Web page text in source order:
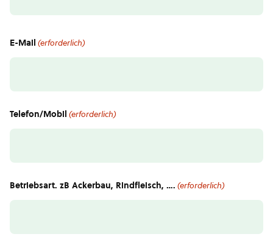
E-Mail (erforderlich)
Telefon/Mobil (erforderlich)
Betriebsart. zB Ackerbau, Rindfleisch, …. (erforderlich)